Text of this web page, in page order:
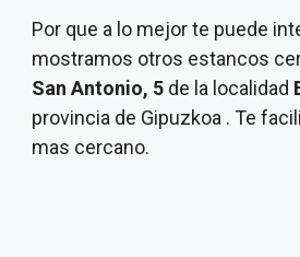
Por que a lo mejor te puede
mostramos otros estancos
San Antonio, 5 de la localidad
provincia de Gipuzkoa . Te
mas cercano.